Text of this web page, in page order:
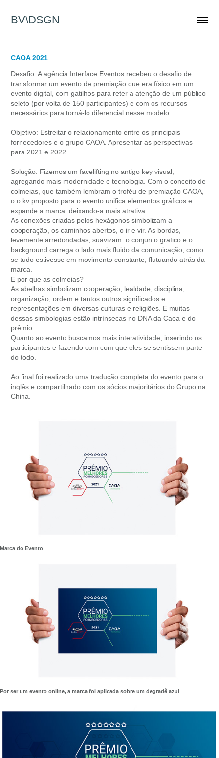
BV\DSGN
CAOA 2021
Desafio: A agência Interface Eventos recebeu o desafio de
transformar um evento de premiação que era físico em um
evento digital, com gatilhos para reter a atenção de um público
seleto (por volta de 150 participantes) e com os recursos
necessários para torná-lo diferencial nesse modelo.
Objetivo: Estreitar o relacionamento entre os principais
fornecedores e o grupo CAOA. Apresentar as perspectivas
para 2021 e 2022.
Solução: Fizemos um facelifting no antigo key visual,
agregando mais modernidade e tecnologia. Com o conceito de
colmeias, que também lembram o troféu de premiação CAOA,
o o kv proposto para o evento unifica elementos gráficos e
expande a marca, deixando-a mais atrativa.
As conexões criadas pelos hexágonos simbolizam a
cooperação, os caminhos abertos, o ir e vir. As bordas,
levemente arredondadas, suavizam o conjunto gráfico e o
background carrega o lado mais fluido da comunicação, como
se tudo estivesse em movimento constante, flutuando atrás da
marca.
E por que as colmeias?
As abelhas simbolizam cooperação, lealdade, disciplina,
organização, ordem e tantos outros significados e
representações em diversas culturas e religiões. E muitas
dessas simbologias estão intrínsecas no DNA da Caoa e do
prêmio.
Quanto ao evento buscamos mais interatividade, inserindo os
participantes e fazendo com com que eles se sentissem parte
do todo.
Ao final foi realizado uma tradução completa do evento para o
inglês e compartilhado com os sócios majoritários do Grupo na
China.
Marca do Evento
Por ser um evento online, a marca foi aplicada sobre um degradê azul